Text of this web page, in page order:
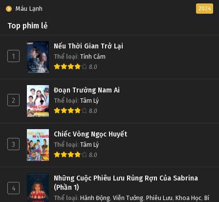
Máu Lạnh 2024
Top phim lẻ
1
Nếu Thời Gian Trở Lại
Thể loại: Tình Cảm
8.0
2
Đoạn Trường Nam Ai
Thể loại: Tâm Lý
8.0
3
Chiếc Vòng Ngọc Huyết
Thể loại: Tâm Lý
8.0
4
Những Cuộc Phiêu Lưu Rùng Rợn Của Sabrina
(Phần 1)
Thể loại: Hành Động, Viễn Tưởng, Phiêu Lưu, Khoa Học, Bí